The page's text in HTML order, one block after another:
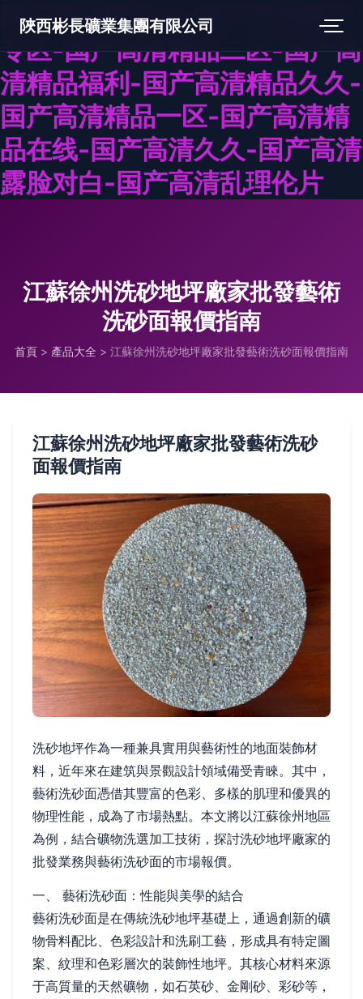
国产高清国产av-国产高清国产
专区-国产高清精品二区-国产高
清精品福利-国产高清精品久久-
国产高清精品一区-国产高清精
品在线-国产高清久久-国产高清
露脸对白-国产高清乱理伦片
陜西彬長礦業集團有限公司
江蘇徐州洗砂地坪廠家批發藝術
洗砂面報價指南
首頁 > 產品大全 > 江蘇徐州洗砂地坪廠家批發藝術洗砂面報價指南
江蘇徐州洗砂地坪廠家批發藝術洗砂
面報價指南
洗砂地坪作為一種兼具實用與藝術性的地面裝飾材
料，近年來在建筑與景觀設計領域備受青睞。其中，
藝術洗砂面憑借其豐富的色彩、多樣的肌理和優異的
物理性能，成為了市場熱點。本文將以江蘇徐州地區
為例，結合礦物洗選加工技術，探討洗砂地坪廠家的
批發業務與藝術洗砂面的市場報價。
一、 藝術洗砂面：性能與美學的結合
藝術洗砂面是在傳統洗砂地坪基礎上，通過創新的礦
物骨料配比、色彩設計和洗刷工藝，形成具有特定圖
案、紋理和色彩層次的裝飾性地坪。其核心材料來源
于高質量的天然礦物，如石英砂、金剛砂、彩砂等，